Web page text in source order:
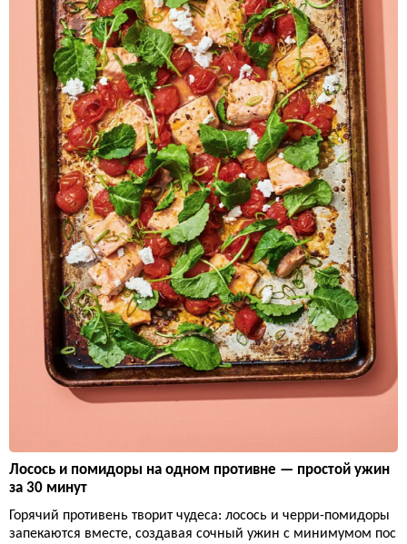
Лосось и помидоры на одном противне — простой ужин
за 30 минут
Горячий противень творит чудеса: лосось и черри-помидоры
запекаются вместе, создавая сочный ужин с минимумом пос